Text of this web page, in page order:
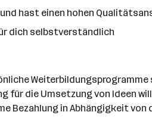
hast einen hohen
dich selbstverständlich
für die Umsetzung von Ideen
Bezahlung in Abhängigkeit von